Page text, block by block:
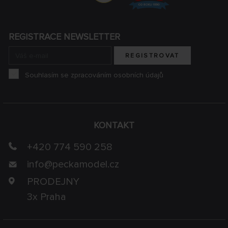
KONTAKT
+420 774 590 258
info@peckamodel.cz
PRODEJNY
3x Praha
REGISTRACE NEWSLETTER
REGISTROVAT
Souhlasím se zpracováním osobních údajů